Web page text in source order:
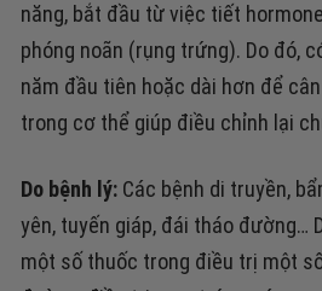
năng, bắt đầu từ việc tiết
phóng noãn (rụng trứng). Do đó,
năm đầu tiên hoặc dài hơn để
trong cơ thể giúp điều chỉnh lại
Do bệnh lý: Các bệnh di truyền,
yên, tuyến giáp, đái tháo đường…
một số thuốc trong điều trị một